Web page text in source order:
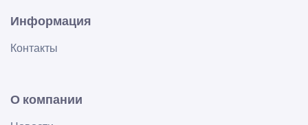
Информация
Контакты
О компании